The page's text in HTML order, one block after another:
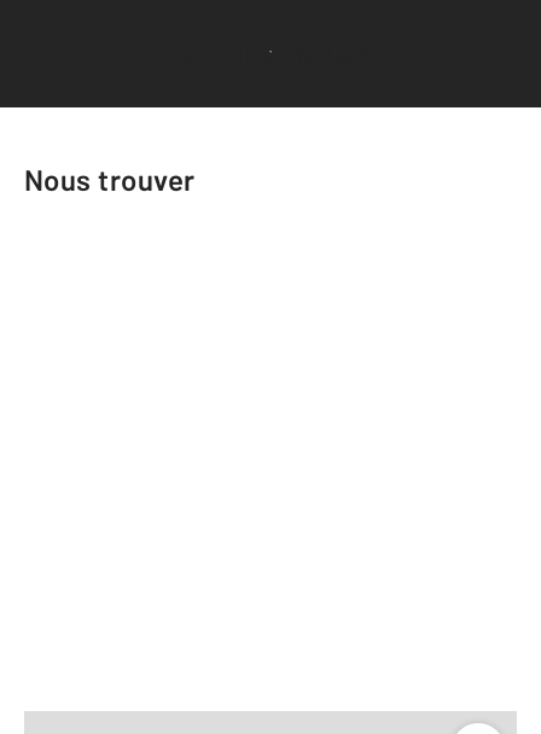
Voir tous les avis clients
Nous trouver